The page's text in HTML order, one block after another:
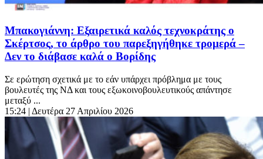
Μπακογιάννη: Εξαιρετικά καλός τεχνοκράτης ο
Σκέρτσος, το άρθρο του παρεξηγήθηκε τρομερά –
Δεν το διάβασε καλά ο Βορίδης
Σε ερώτηση σχετικά με το εάν υπάρχει πρόβλημα με τους
βουλευτές της ΝΔ και τους εξωκοινοβουλευτικούς απάντησε
μεταξύ ...
15:24 | Δευτέρα 27 Απριλίου 2026